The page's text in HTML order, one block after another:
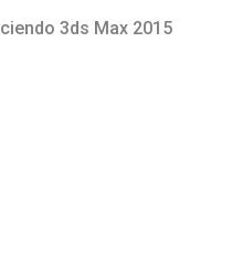
3ds Max 2015